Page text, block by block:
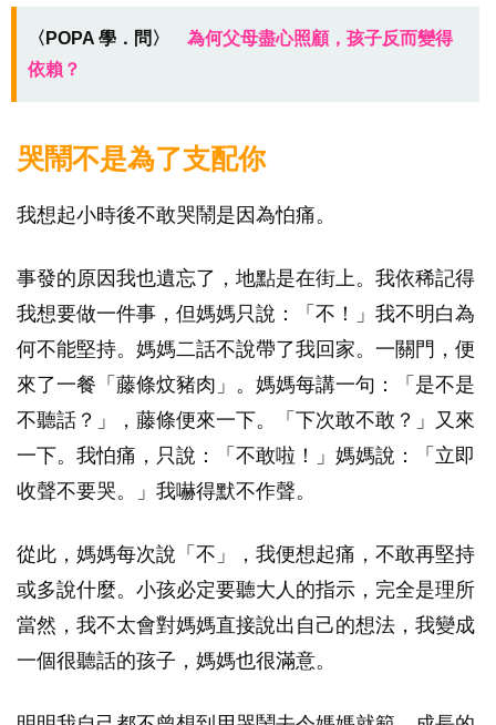
〈POPA 學．問〉
為何父母盡心照顧，孩子反而變得
依賴？
哭鬧不是為了支配你
我想起小時後不敢哭鬧是因為怕痛。
事發的原因我也遺忘了，地點是在街上。我依稀記得
我想要做一件事，但媽媽只說：「不！」我不明白為
何不能堅持。媽媽二話不說帶了我回家。一關門，便
來了一餐「藤條炆豬肉」。媽媽每講一句：「是不是
不聽話？」，藤條便來一下。「下次敢不敢？」又來
一下。我怕痛，只說：「不敢啦！」媽媽說：「立即
收聲不要哭。」我嚇得默不作聲。
從此，媽媽每次說「不」，我便想起痛，不敢再堅持
或多說什麼。小孩必定要聽大人的指示，完全是理所
當然，我不太會對媽媽直接說出自己的想法，我變成
一個很聽話的孩子，媽媽也很滿意。